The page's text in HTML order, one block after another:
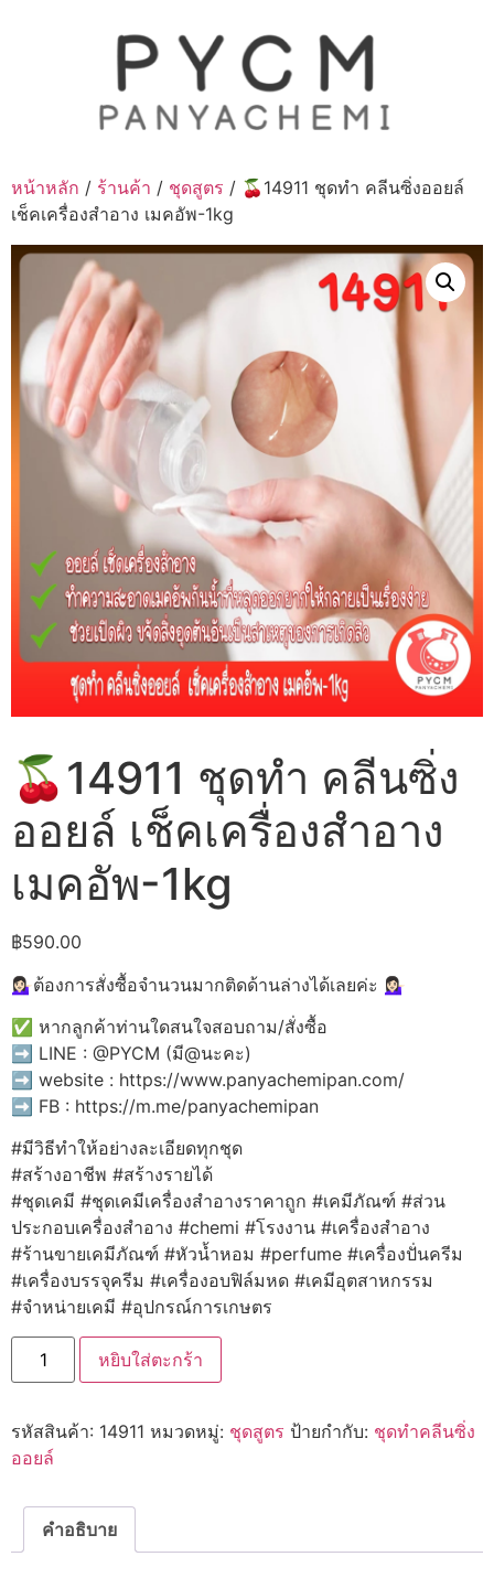
หน้าหลัก / ร้านค้า / ชุดสูตร / 🍒14911 ชุดทำ คลีนซิ่งออยล์
เช็คเครื่องสำอาง เมคอัพ-1kg
🍒14911 ชุดทำ คลีนซิ่ง
ออยล์ เช็คเครื่องสำอาง
เมคอัพ-1kg
฿590.00
💁🏻‍♀️ต้องการสั่งซื้อจำนวนมากติดด้านล่างได้เลยค่ะ 💁🏻‍♀️
✅ หากลูกค้าท่านใดสนใจสอบถาม/สั่งซื้อ
➡️ LINE : @PYCM (มี@นะคะ)
➡️ website : https://www.panyachemipan.com/
➡️ FB : https://m.me/panyachemipan
#มีวิธีทำให้อย่างละเอียดทุกชุด
#สร้างอาชีพ #สร้างรายได้
#ชุดเคมี #ชุดเคมีเครื่องสำอางราคาถูก #เคมีภัณฑ์ #ส่วน
ประกอบเครื่องสำอาง #chemi #โรงงาน #เครื่องสำอาง
#ร้านขายเคมีภัณฑ์ #หัวน้ำหอม #perfume #เครื่องปั่นครีม
#เครื่องบรรจุครีม #เครื่องอบฟิล์มหด #เคมีอุตสาหกรรม
#จำหน่ายเคมี #อุปกรณ์การเกษตร
จำนวน
14911
คลี
น
ซิ่ง
ยล์
เครื่อง
สำอาง
หยิบใส่ตะกร้า
รหัสสินค้า: 14911 หมวดหมู่: ชุดสูตร ป้ายกำกับ: ชุดทำคลีนซิ่ง
ออยล์
คำอธิบาย